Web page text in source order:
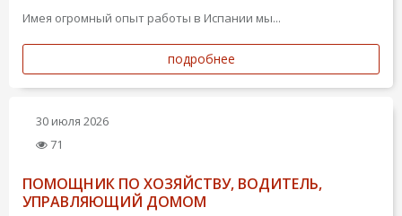
Имея огромный опыт работы в Испании мы...
подробнее
30 июля 2026
71
ПОМОЩНИК ПО ХОЗЯЙСТВУ, ВОДИТЕЛЬ,
УПРАВЛЯЮЩИЙ ДОМОМ